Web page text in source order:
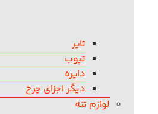
تایر
تیوب
دایره
دیگر اجزای چرخ
لوازم تنه